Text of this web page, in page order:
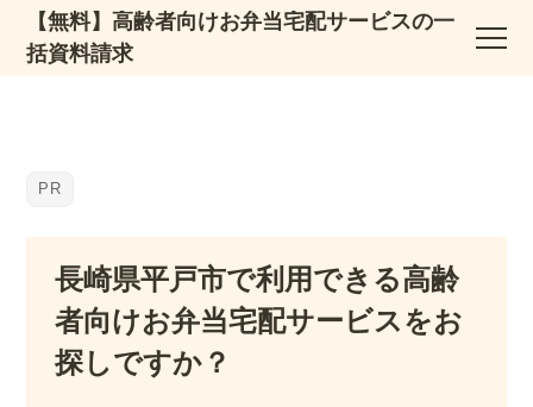
【無料】高齢者向けお弁当宅配サービスの一
括資料請求
長崎県平戸市で利用できる高齢
者向けお弁当宅配サービスをお
探しですか？